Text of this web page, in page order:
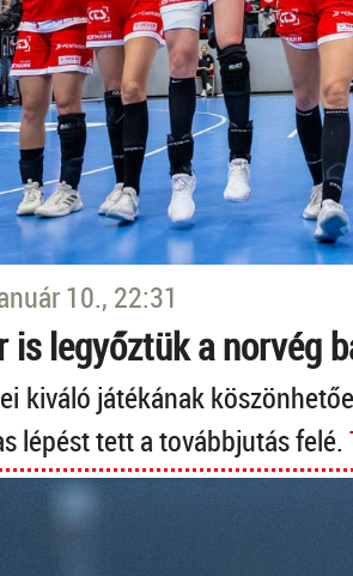
10., 22:31
is legyőztük a norvég
kiváló játékának
lépést tett a továbbjutás felé.